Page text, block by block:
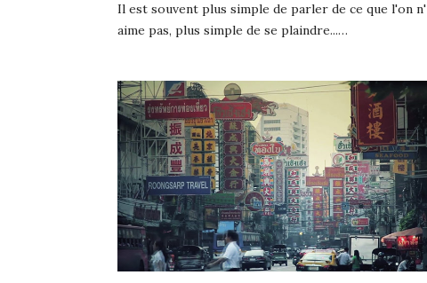
Il est souvent plus simple de parler de ce que l'on n'
aime pas, plus simple de se plaindre...…